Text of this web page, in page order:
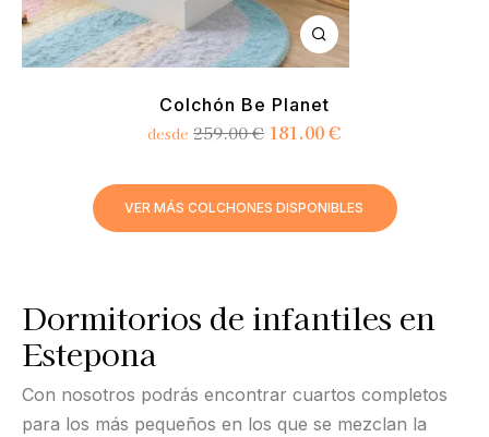
Colchón Be Planet
desde 259.00€ 181.00€
VER MÁS COLCHONES DISPONIBLES
Dormitorios de infantiles en
Estepona
Con nosotros podrás encontrar cuartos completos
para los más pequeños en los que se mezclan la